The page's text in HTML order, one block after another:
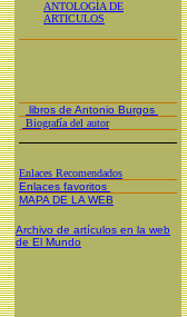
ANTOLOGÍA DE
ARTICULOS
libros de Antonio Burgos
Biografía del autor
Enlaces Recomendados
Enlaces favoritos
MAPA DE LA WEB
Archivo de artículos en la web
de El Mundo